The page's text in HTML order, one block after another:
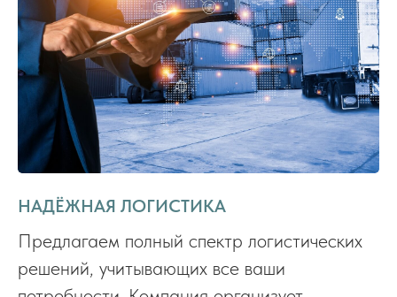
НАДЁЖНАЯ ЛОГИСТИКА
Предлагаем полный спектр логистических
решений, учитывающих все ваши